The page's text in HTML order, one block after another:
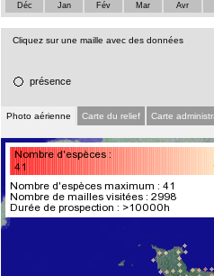
Déc
Jan Fév Mar Avr
Cliquez sur une maille avec des données
présence
Photo aérienne Carte du relief Carte